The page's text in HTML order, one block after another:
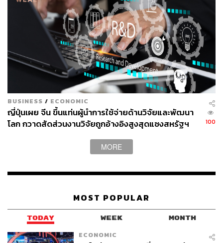
BUSINESS / ECONOMIC
ญี่ปุ่นเผย จีน ขึ้นแท่นผู้นำการใช้จ่ายด้านวิจัยและพัฒนา
โลก กวาดสัดส่วนงานวิจัยถูกอ้างอิงสูงสุดแซงสหรัฐฯ
100
MORE
MOST POPULAR
TODAY WEEK MONTH
ECONOMIC